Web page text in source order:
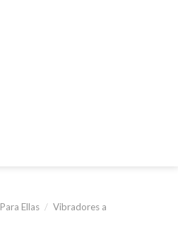
Para Ellas / Vibradores a